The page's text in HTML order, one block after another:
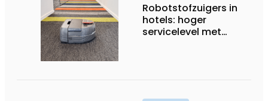
Robotstofzuigers in
hotels: hoger
servicelevel met